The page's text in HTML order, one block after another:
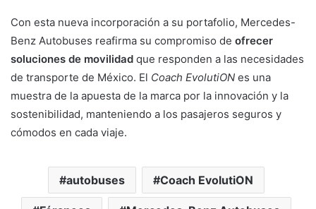
Con esta nueva incorporación a su portafolio, Mercedes-
Benz Autobuses reafirma su compromiso de ofrecer
soluciones de movilidad que responden a las necesidades
de transporte de México. El Coach EvolutiON es una
muestra de la apuesta de la marca por la innovación y la
sostenibilidad, manteniendo a los pasajeros seguros y
cómodos en cada viaje.
autobuses Coach EvolutiON